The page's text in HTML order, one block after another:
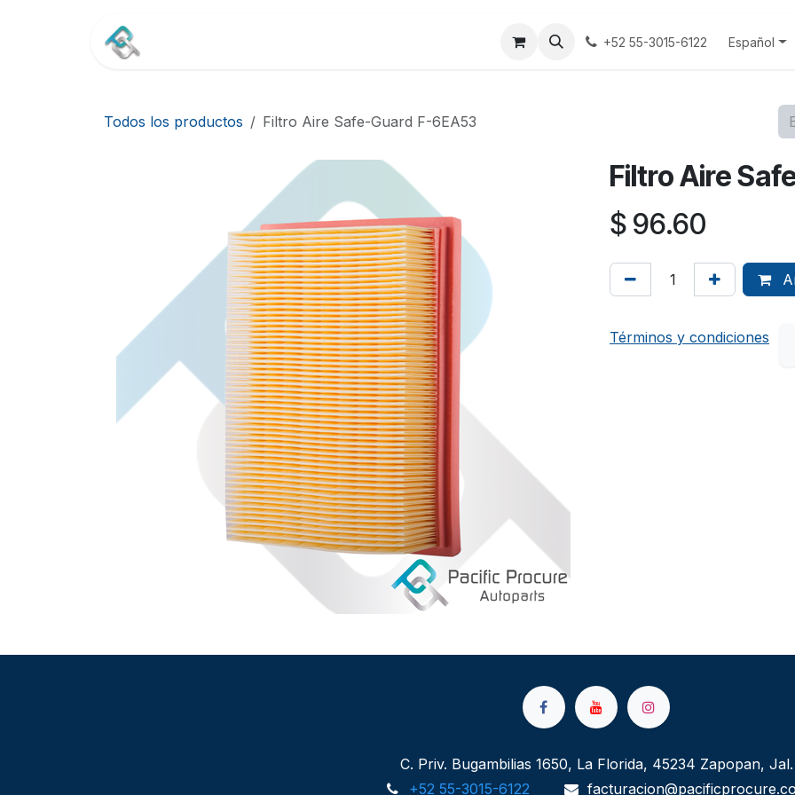
Terminos y Condiciones Aviso Privacidad
+52 55-3015-6122 Español
Todos los productos Filtro Aire Safe-Guard F-6EA53
Filtro Aire
$ 96.60
Términos y condiciones
C. Priv. Bugambilias 1650, La Florida, 45234 Zapopan, Jal.
+52 55-3015-6122